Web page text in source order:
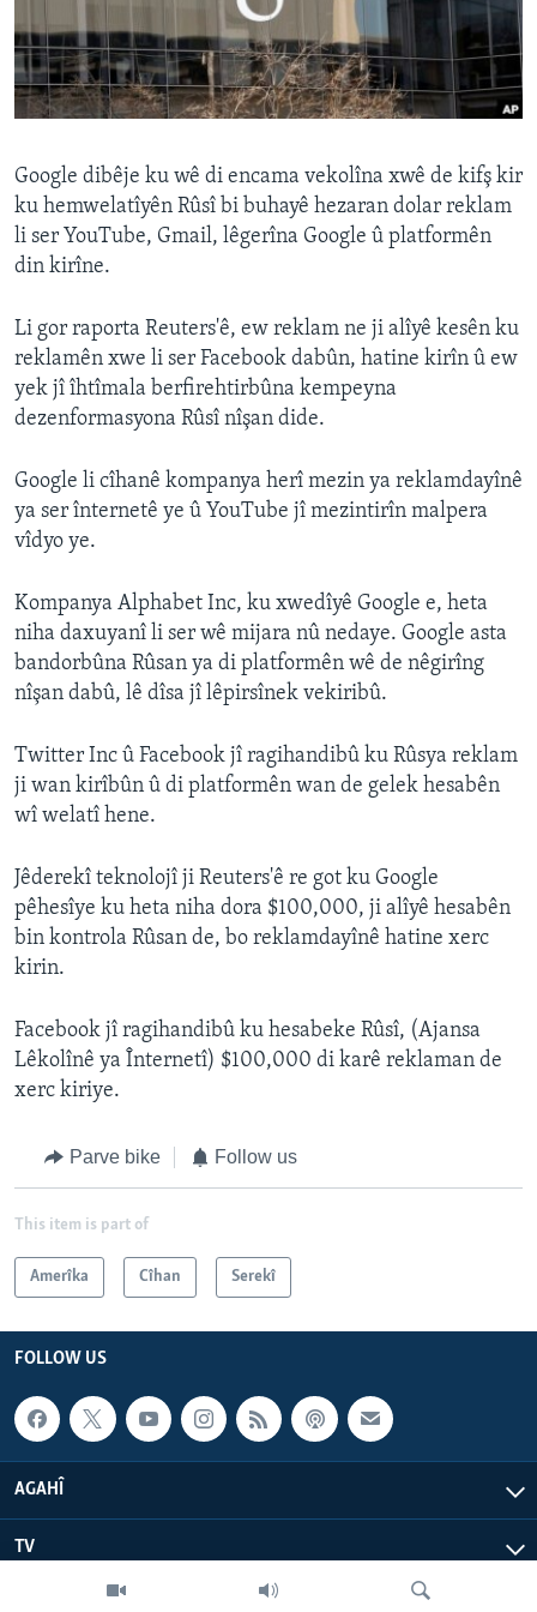
ÇAND Û HUNER
SERNIVÎS
SORANÎ
Learning English
FOLLOW US
Zimanên Din
Google dibêje ku wê di encama vekolîna xwê de kifş kir
ku hemwelatîyên Rûsî bi buhayê hezaran dolar reklam
li ser YouTube, Gmail, lêgerîna Google û platformên
din kirîne.
Li gor raporta Reuters'ê, ew reklam ne ji alîyê kesên ku
reklamên xwe li ser Facebook dabûn, hatine kirîn û ew
yek jî îhtîmala berfirehtirbûna kempeyna
dezenformasyona Rûsî nîşan dide.
Google li cîhanê kompanya herî mezin ya reklamdayînê
ya ser înternetê ye û YouTube jî mezintirîn malpera
vîdyo ye.
Kompanya Alphabet Inc, ku xwedîyê Google e, heta
niha daxuyanî li ser wê mijara nû nedaye. Google asta
bandorbûna Rûsan ya di platformên wê de nêgirîng
nîşan dabû, lê dîsa jî lêpirsînek vekiribû.
Twitter Inc û Facebook jî ragihandibû ku Rûsya reklam
ji wan kirîbûn û di platformên wan de gelek hesabên
wî welatî hene.
Jêderekî teknolojî ji Reuters'ê re got ku Google
pêhesîye ku heta niha dora $100,000, ji alîyê hesabên
bin kontrola Rûsan de, bo reklamdayînê hatine xerc
kirin.
Facebook jî ragihandibû ku hesabeke Rûsî, (Ajansa
Lêkolînê ya Înternetî) $100,000 di karê reklaman de
xerc kiriye.
Parve bike Follow us
This item is part of
Amerîka Cîhan Serekî
FOLLOW US
AGAHÎ
TV